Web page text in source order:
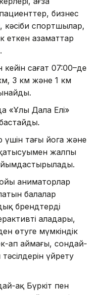
бизнес
кәсіби спортшылар,
еткен азаматтар
сағат 07:00–де
3 км және 1 км
«Ұлы Дала Елі»
таңғы йога және
жалпы
аниматорлар
балалар
брендтердің
алаңдары,
өтуге мүмкіндік
ап аймағы, сондай-
үйрету
ақ Бүркіт пен